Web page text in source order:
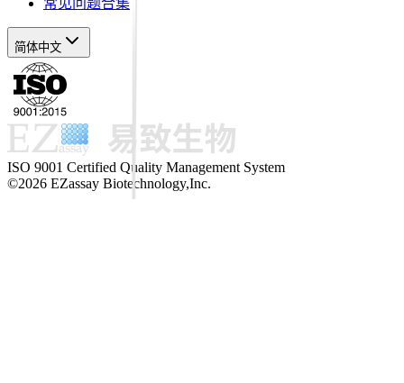
常见问题合集
简体中文
ISO 9001 Certified Quality Management System
©2026 EZassay Biotechnology,Inc.